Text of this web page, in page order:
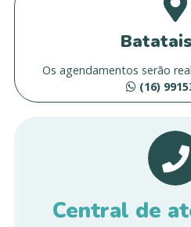
Os agendamentos serão
(16)
Central de